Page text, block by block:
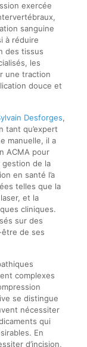
exercée
sanguine
à réduire
des tissus
les
une traction
douce et
Desforges,
tant qu’expert
manuelle, il a
ACMA pour
de la
en santé l’a
telles que la
et la
cliniques.
sur des
de ses
complexes
se distingue
nécessiter
qui
En
d’incision,